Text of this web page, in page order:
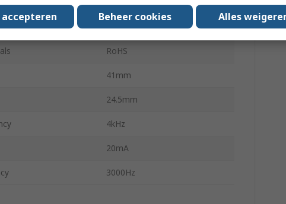
Temperature 60°C
RoHS
41mm
24.5mm
4kHz
20mA
3000Hz
accepteren Beheer cookies Alles